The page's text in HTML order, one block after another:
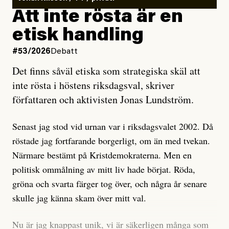
rörelsen. Eller så har en inga bevis, bara misstankar,
och då ska en efterforska diskret, just för att inte skapa
oro inom rörelsen.
Artikeln undersöker inte, som ETC påstår, ”vad som
är sant, vad som är rykten”, utan den bidrar bara till
ännu mer ryktesspridning. Det finns inte ett enda bevis
misstänkta personen är en infiltratör. Det som läsaren
får veta är att personen har ändrat sina politiska åsikter
under åren, att den har raderat tidigare innehåll på sina
sociala medier, att artikelns författare inte förstår sig
på personens ekonomi och att det tydligen finns
anonyma röster inom rörelsen som säger saker som
anses vara anledningar att titta närmare på personen,
Att inte rösta är en
etisk handling
#53/2026 Debatt
Det finns såväl etiska som strategiska skäl att
inte rösta i höstens riksdagsval, skriver
författaren och aktivisten Jonas Lundström.
Senast jag stod vid urnan var i riksdagsvalet 2002. Då
röstade jag fortfarande borgerligt, om än med tvekan.
Närmare bestämt på Kristdemokraterna. Men en
politisk ommålning av mitt liv hade börjat. Röda,
gröna och svarta färger tog över, och några år senare
skulle jag känna skam över mitt val.
Nu är jag knappast unik, vi är säkerligen många som